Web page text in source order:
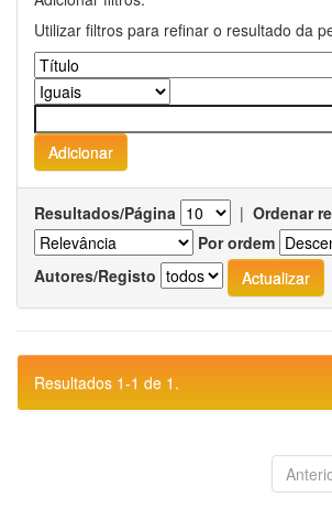
Utilizar filtros para refinar o resultado da
Resultados/Página | Ordenar
Por ordem
Autores/Registo
Resultados 1-1 de 1.